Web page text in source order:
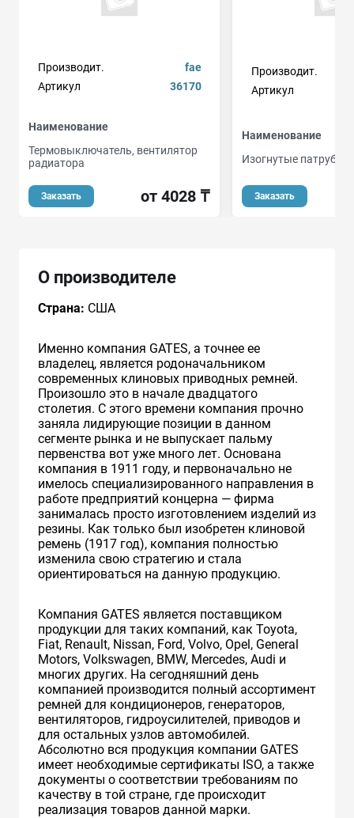
Производит.
fae
Артикул
36170
Наименование
Термовыключатель, вентилятор
радиатора
Заказать от 4028 ₸
Производит.
Артикул
Наименование
Изогнутые патрубки
Заказать
О производителе
Страна: США
Именно компания GATES, а точнее ее
владелец, является родоначальником
современных клиновых приводных ремней.
Произошло это в начале двадцатого
столетия. С этого времени компания прочно
заняла лидирующие позиции в данном
сегменте рынка и не выпускает пальму
первенства вот уже много лет. Основана
компания в 1911 году, и первоначально не
имелось специализированного направления в
работе предприятий концерна — фирма
занималась просто изготовлением изделий из
резины. Как только был изобретен клиновой
ремень (1917 год), компания полностью
изменила свою стратегию и стала
ориентироваться на данную продукцию.
Компания GATES является поставщиком
продукции для таких компаний, как Toyota,
Fiat, Renault, Nissan, Ford, Volvo, Opel, General
Motors, Volkswagen, BMW, Mercedes, Audi и
многих других. На сегодняшний день
компанией производится полный ассортимент
ремней для кондиционеров, генераторов,
вентиляторов, гидроусилителей, приводов и
для остальных узлов автомобилей.
Абсолютно вся продукция компании GATES
имеет необходимые сертификаты ISO, а также
документы о соответствии требованиям по
качеству в той стране, где происходит
реализация товаров данной марки.